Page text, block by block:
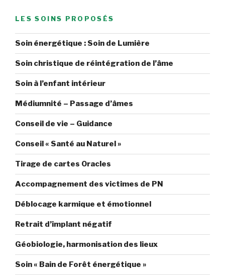
l’Erdre
un
après »
LES SOINS PROPOSÉS
Soin énergétique : Soin de Lumière
Soin christique de réintégration de l’âme
Soin à l’enfant intérieur
Médiumnité – Passage d’âmes
Conseil de vie – Guidance
Conseil « Santé au Naturel »
Tirage de cartes Oracles
Accompagnement des victimes de PN
Déblocage karmique et émotionnel
Retrait d’implant négatif
Géobiologie, harmonisation des lieux
Soin « Bain de Forêt énergétique »